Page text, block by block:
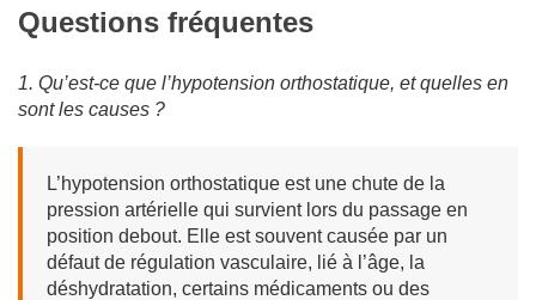
Questions fréquentes
1. Qu’est-ce que l’hypotension orthostatique, et quelles en
sont les causes ?
L’hypotension orthostatique est une chute de la
pression artérielle qui survient lors du passage en
position debout. Elle est souvent causée par un
défaut de régulation vasculaire, lié à l’âge, la
déshydratation, certains médicaments ou des